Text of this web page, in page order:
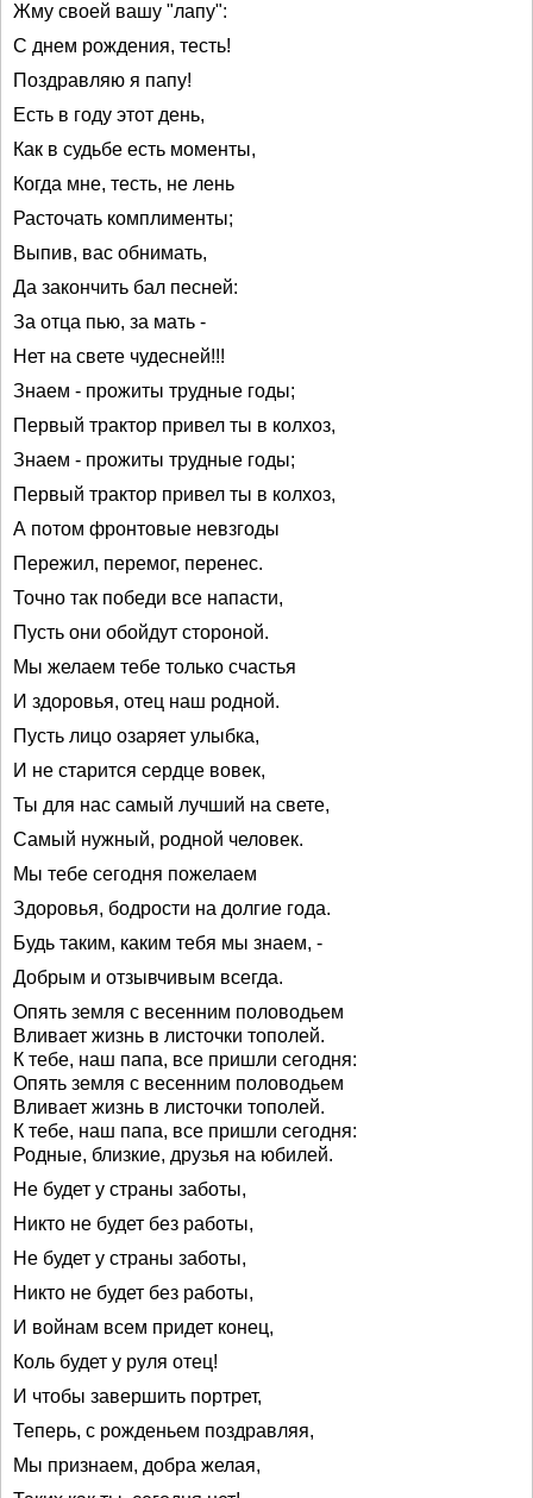
Жму своей вашу "лапу":
С днем рождения, тесть!
Поздравляю я папу!
Есть в году этот день,
Как в судьбе есть моменты,
Когда мне, тесть, не лень
Расточать комплименты;
Выпив, вас обнимать,
Да закончить бал песней:
За отца пью, за мать -
Нет на свете чудесней!!!
Знаем - прожиты трудные годы;
Первый трактор привел ты в колхоз,
Знаем - прожиты трудные годы;
Первый трактор привел ты в колхоз,
А потом фронтовые невзгоды
Пережил, перемог, перенес.
Точно так победи все напасти,
Пусть они обойдут стороной.
Мы желаем тебе только счастья
И здоровья, отец наш родной.
Пусть лицо озаряет улыбка,
И не старится сердце вовек,
Ты для нас самый лучший на свете,
Самый нужный, родной человек.
Мы тебе сегодня пожелаем
Здоровья, бодрости на долгие года.
Будь таким, каким тебя мы знаем, -
Добрым и отзывчивым всегда.
Опять земля с весенним половодьем
Вливает жизнь в листочки тополей.
К тебе, наш папа, все пришли сегодня:
Опять земля с весенним половодьем
Вливает жизнь в листочки тополей.
К тебе, наш папа, все пришли сегодня:
Родные, близкие, друзья на юбилей.
Не будет у страны заботы,
Никто не будет без работы,
Не будет у страны заботы,
Никто не будет без работы,
И войнам всем придет конец,
Коль будет у руля отец!
И чтобы завершить портрет,
Теперь, с рожденьем поздравляя,
Мы признаем, добра желая,